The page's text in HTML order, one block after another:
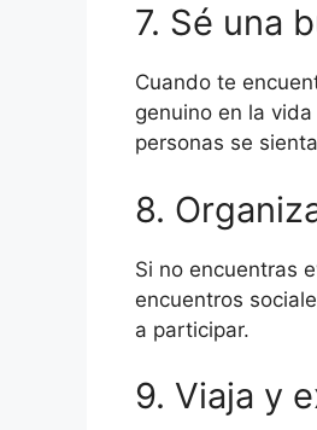
7. Sé una
Cuando te
genuino en la
personas se
8.
Si no encuentras
encuentros
a participar.
9. Viaja y